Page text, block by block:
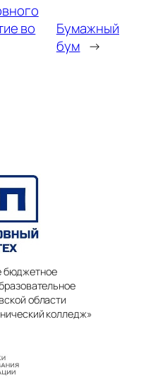
во
Бумажный
бум →
бюджетное
области
колледж»